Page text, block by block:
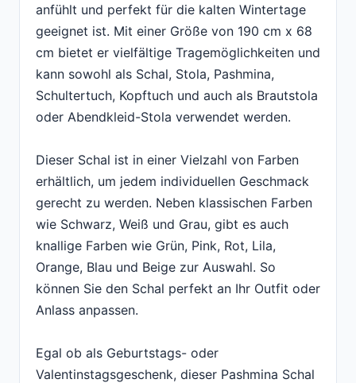
anfühlt und perfekt für die kalten Wintertage
geeignet ist. Mit einer Größe von 190 cm x 68
cm bietet er vielfältige Tragemöglichkeiten und
kann sowohl als Schal, Stola, Pashmina,
Schultertuch, Kopftuch und auch als Brautstola
oder Abendkleid-Stola verwendet werden.
Dieser Schal ist in einer Vielzahl von Farben
erhältlich, um jedem individuellen Geschmack
gerecht zu werden. Neben klassischen Farben
wie Schwarz, Weiß und Grau, gibt es auch
knallige Farben wie Grün, Pink, Rot, Lila,
Orange, Blau und Beige zur Auswahl. So
können Sie den Schal perfekt an Ihr Outfit oder
Anlass anpassen.
Egal ob als Geburtstags- oder
Valentinstagsgeschenk, dieser Pashmina Schal